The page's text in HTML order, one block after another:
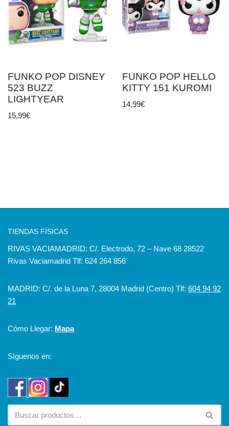
FUNKO POP DISNEY
523 BUZZ
LIGHTYEAR
15,99€
FUNKO POP HELLO
KITTY 151 KUROMI
14,99€
TIENDAS FÍSICAS
RIVAS VACIAMADRID: C/. Electrodo, 72 – Nave 68 28522
Rivas Vaciamadrid Tlf: 624 264 856
MADRID: C/. de la Luna 7, 28004 Madrid (Centro) Tlf: 604 94 92
21
Cómo Llegar: Mapa
Síguenos en: